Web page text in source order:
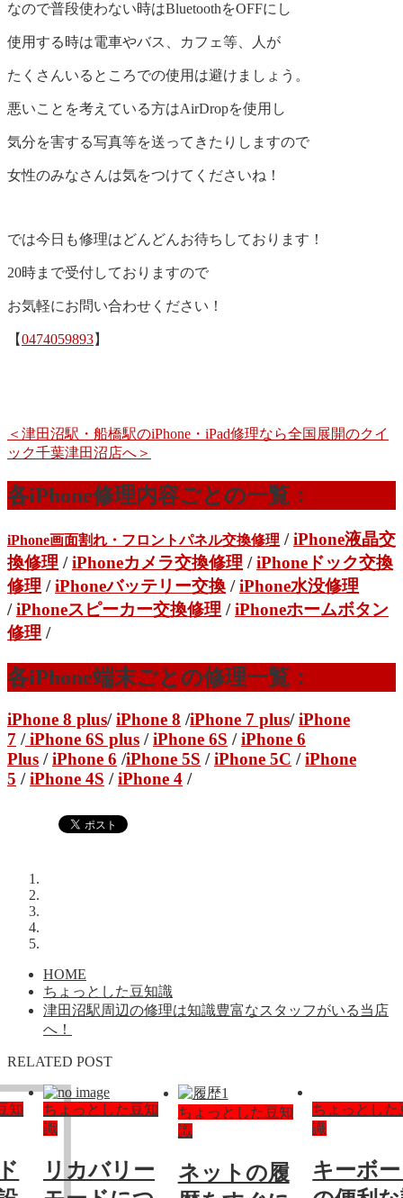
なので普段使わない時はBluetoothをOFFにし
使用する時は電車やバス、カフェ等、人が
たくさんいるところでの使用は避けましょう。
悪いことを考えている方はAirDropを使用し
気分を害する写真等を送ってきたりしますので
女性のみなさんは気をつけてくださいね！
では今日も修理はどんどんお待ちしております！
20時まで受付しておりますので
お気軽にお問い合わせください！
【0474059893】
＜津田沼駅・船橋駅のiPhone・iPad修理なら全国展開のクイ
ック千葉津田沼店へ＞
各iPhone修理内容ごとの一覧：
iPhone画面割れ・フロントパネル交換修理 /iPhone液晶交
換修理 /iPhoneカメラ交換修理 /iPhoneドック交換
修理 /iPhoneバッテリー交換 /iPhone水没修理
/iPhoneスピーカー交換修理 /iPhoneホームボタン
修理 /
各iPhone端末ごとの修理一覧：
iPhone 8 plus/iPhone 8 /iPhone 7 plus/iPhone
7 /iPhone 6S plus /iPhone 6S /iPhone 6
Plus /iPhone 6 /iPhone 5S /iPhone 5C /iPhone
5 /iPhone 4S /iPhone 4 /
HOME
ちょっとした豆知識
津田沼駅周辺の修理は知識豊富なスタッフがいる当店
へ！
RELATED POST
知
ちょっとした豆知
識
リカバリー
ちょっとした豆知
識
ネットの履
ちょっとした
識
キーボ